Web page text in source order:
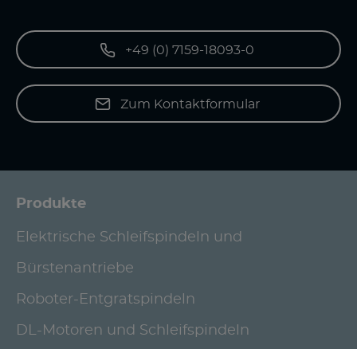
+49 (0) 7159-18093-0
Zum Kontaktformular
Produkte
Elektrische Schleifspindeln und
Bürstenantriebe
Roboter-Entgratspindeln
DL-Motoren und Schleifspindeln